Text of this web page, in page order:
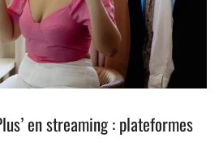
en streaming : plateformes